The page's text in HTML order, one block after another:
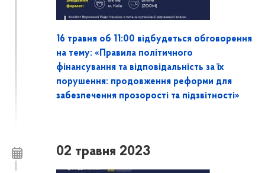
16 травня об 11:00 відбудеться обговорення
на тему: «Правила політичного
фінансування та відповідальність за їх
порушення: продовження реформи для
забезпечення прозорості та підзвітності»
02 травня 2023